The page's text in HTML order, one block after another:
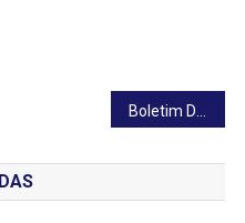
Boletim Diário – 10/11/2021